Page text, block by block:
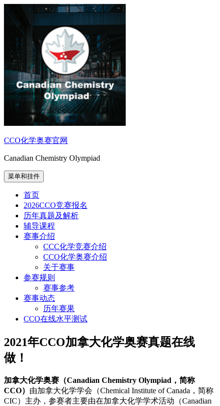
CCO化学奥赛官网
Canadian Chemistry Olympiad
菜单和挂件
首页
2026CCO竞赛报名
历年真题及解析
辅导课程
赛事介绍
CCC化学竞赛介绍
CCO化学奥赛介绍
关于赛事
参赛规则
赛事参考
赛事动态
历年赛果
CCO在线水平测试
2021年CCO加拿大化学奥赛真题在线
做！
加拿大化学奥赛（Canadian Chemistry Olympiad，简称
CCO） 由加拿大化学学会（Chemical Institute of Canada，简称
CIC）主办，参赛者主要由在加拿大化学学术活动（Canadian